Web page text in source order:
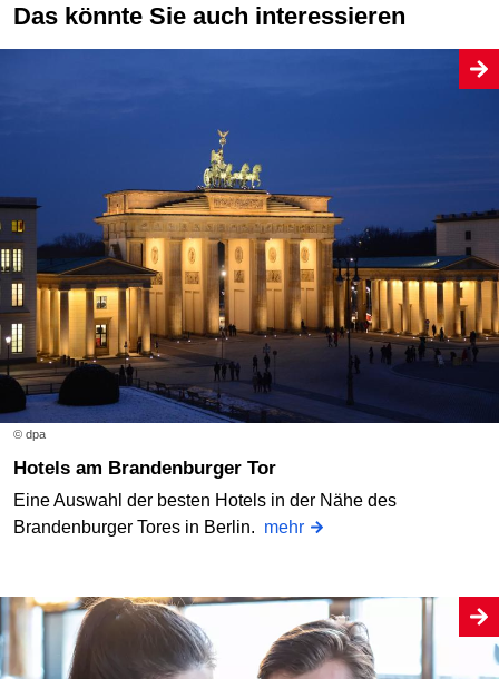
Das könnte Sie auch interessieren
© dpa
Hotels am Brandenburger Tor
Eine Auswahl der besten Hotels in der Nähe des
Brandenburger Tores in Berlin. mehr